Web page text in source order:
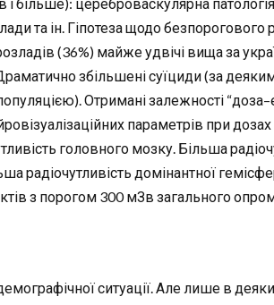
та ін. Гіпотеза щодо
(36%) майже удвічі вища за
збільшені суїциди (за
Отримані залежності
параметрів при
головного мозку. Більша
радіочутливість домінантної
з порогом 300 мЗв загального
ситуації. Але лише в